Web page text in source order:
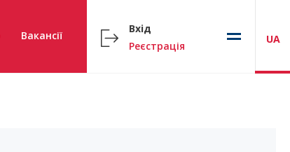
Вакансії
Вхід
Реєстрація
UA